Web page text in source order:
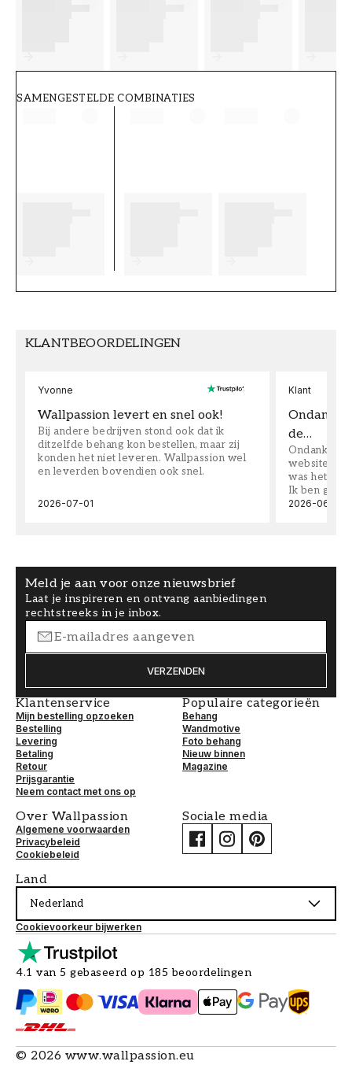
SAMENGESTELDE COMBINATIES
KLANTBEOORDELINGEN
Yvonne
Wallpassion levert en snel ook!
Bij andere bedrijven stond ook dat ik
ditzelfde behang kon bestellen, maar zij
konden het niet leveren. Wallpassion wel
en leverden bovendien ook snel.
2026-07-01
Klant
Ondanks
de…
Ondanks
website
was het
Ik ben
2026-06-08
Meld je aan voor onze nieuwsbrief
Laat je inspireren en ontvang aanbiedingen
rechtstreeks in je inbox.
VERZENDEN
Klantenservice
Mijn bestelling opzoeken
Bestelling
Levering
Betaling
Retour
Prijsgarantie
Neem contact met ons op
Populaire categorieën
Behang
Wandmotive
Foto behang
Nieuw binnen
Magazine
Over Wallpassion
Algemene voorwaarden
Privacybeleid
Cookiebeleid
Sociale media
Land
Nederland
Cookievoorkeur bijwerken
4.1 van 5 gebaseerd op 185 beoordelingen
© 2026 www.wallpassion.eu